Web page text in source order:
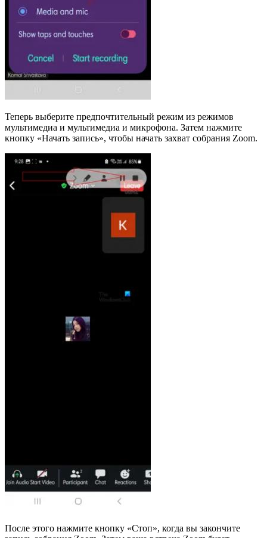
Теперь выберите предпочтительный режим из режимов
мультимедиа и мультимедиа и микрофона. Затем нажмите
кнопку «Начать запись», чтобы начать захват собрания Zoom.
После этого нажмите кнопку «Стоп», когда вы закончите